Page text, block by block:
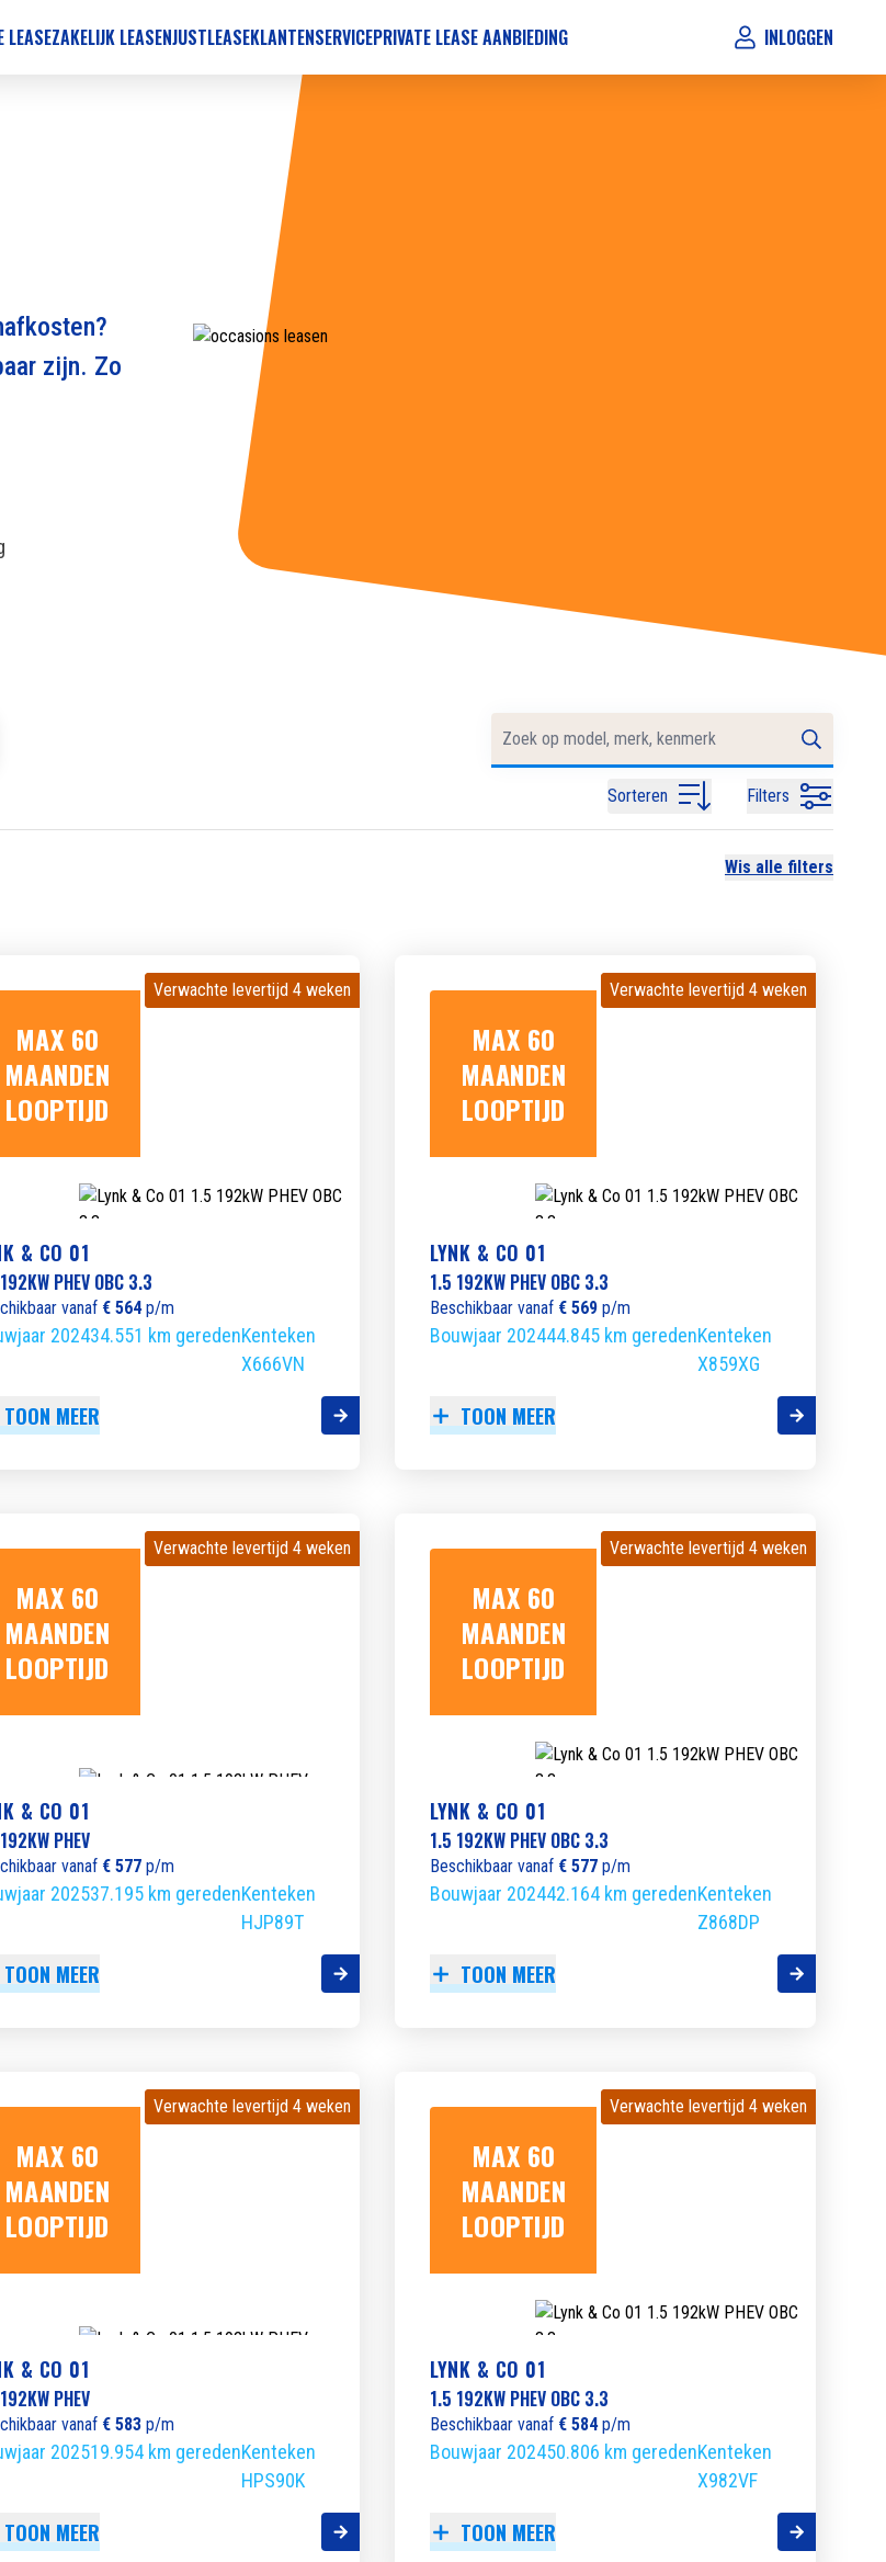
LEASEZAKELIJK LEASENJUSTLEASEKLANTENSERVICEPRIVATE LEASE AANBIEDING INLOGGEN
zijn. Zo
Sorteren Filters
Wis alle filters
MAX 60
MAANDEN
LOOPTIJD
Verwachte levertijd 4 weken
Verwachte levertijd 4 weken
& CO 01
PHEV OBC 3.3
vanaf € 564p/m
202434.551 km geredenKenteken
X666VN
TOON MEER
MAX 60
MAANDEN
LOOPTIJD
Verwachte levertijd 4 weken
Verwachte levertijd 4 weken
LYNK & CO 01
1.5 192KW PHEV OBC 3.3
Beschikbaar vanaf € 569 p/m
Bouwjaar 202444.845 km geredenKenteken
X859XG
TOON MEER
MAX 60
MAANDEN
LOOPTIJD
Verwachte levertijd 4 weken
Verwachte levertijd 4 weken
& CO 01
PHEV
vanaf € 577 p/m
202537.195 km geredenKenteken
HJP89T
TOON MEER
MAX 60
MAANDEN
LOOPTIJD
Verwachte levertijd 4 weken
Verwachte levertijd 4 weken
LYNK & CO 01
1.5 192KW PHEV OBC 3.3
Beschikbaar vanaf € 577 p/m
Bouwjaar 202442.164 km geredenKenteken
Z868DP
TOON MEER
MAX 60
MAANDEN
LOOPTIJD
Verwachte levertijd 4 weken
Verwachte levertijd 4 weken
& CO 01
PHEV
vanaf € 583 p/m
202519.954 km geredenKenteken
HPS90K
TOON MEER
MAX 60
MAANDEN
LOOPTIJD
Verwachte levertijd 4 weken
Verwachte levertijd 4 weken
LYNK & CO 01
1.5 192KW PHEV OBC 3.3
Beschikbaar vanaf € 584p/m
Bouwjaar 202450.806 km geredenKenteken
X982VF
TOON MEER